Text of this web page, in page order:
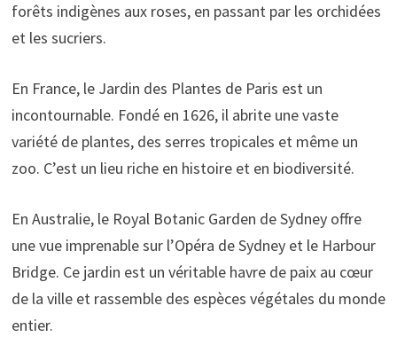
forêts indigènes aux roses, en passant par les orchidées
et les sucriers.
En France, le Jardin des Plantes de Paris est un
incontournable. Fondé en 1626, il abrite une vaste
variété de plantes, des serres tropicales et même un
zoo. C’est un lieu riche en histoire et en biodiversité.
En Australie, le Royal Botanic Garden de Sydney offre
une vue imprenable sur l’Opéra de Sydney et le Harbour
Bridge. Ce jardin est un véritable havre de paix au cœur
de la ville et rassemble des espèces végétales du monde
entier.